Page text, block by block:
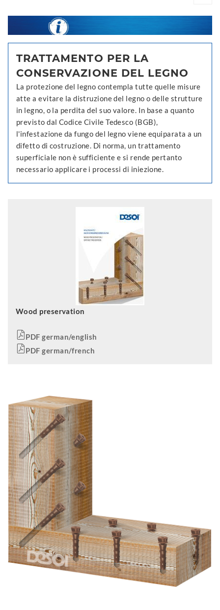
TRATTAMENTO PER LA
CONSERVAZIONE DEL LEGNO
La protezione del legno contempla tutte quelle misure
atte a evitare la distruzione del legno o delle strutture
in legno, o la perdita del suo valore. In base a quanto
previsto dal Codice Civile Tedesco (BGB),
l'infestazione da fungo del legno viene equiparata a un
difetto di costruzione. Di norma, un trattamento
superficiale non è sufficiente e si rende pertanto
necessario applicare i processi di iniezione.
Wood preservation
PDF german/english
PDF german/french